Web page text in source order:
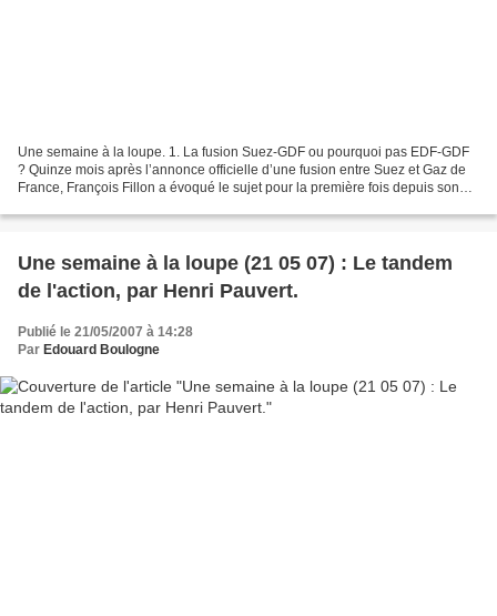
Une semaine à la loupe. 1. La fusion Suez-GDF ou pourquoi pas EDF-GDF
? Quinze mois après l’annonce officielle d’une fusion entre Suez et Gaz de
France, François Fillon a évoqué le sujet pour la première fois depuis son
Une semaine à la loupe (21 05 07) : Le tandem
de l'action, par Henri Pauvert.
Publié le 21/05/2007 à 14:28
Par Edouard Boulogne